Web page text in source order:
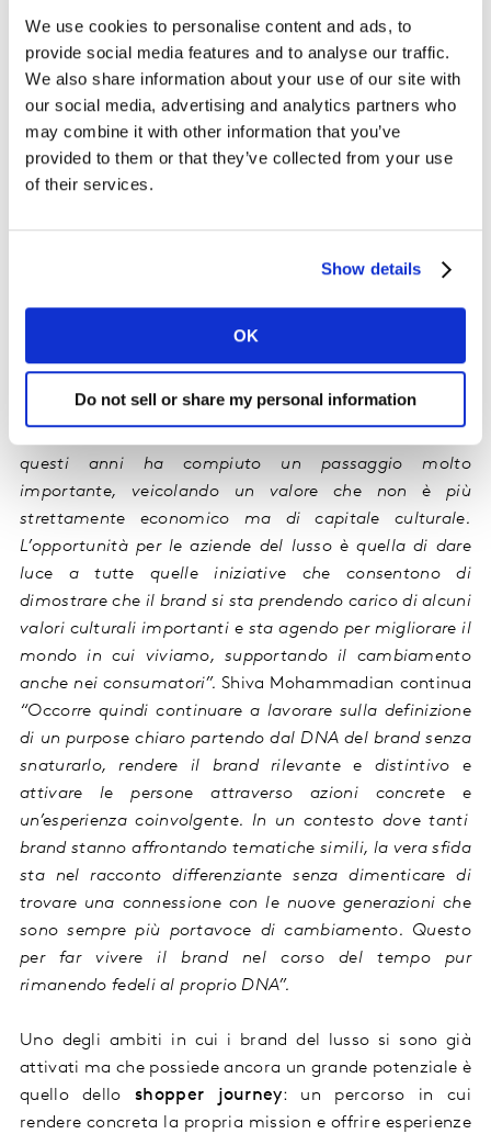
We use cookies to personalise content and ads, to
provide social media features and to analyse our traffic.
We also share information about your use of our site with
our social media, advertising and analytics partners who
may combine it with other information that you’ve
provided to them or that they’ve collected from your use
of their services.
Show details
OK
Do not sell or share my personal information
consumatori cinesi su 4 che concordano con
quest’affermazione.
I luxury brand italianisono percepitiinoltrecome
brand fortemente di successo ma anchecome
che lavorano efficacemente nell’area dellasostenibilità
e responsabilità
brand,permette di
), fa diventare il brand rilevante e
questoproposito Shiva Mohammadian-
questi anni ha compiuto un passaggio molto
importante, veicolando un valore che non è più
strettamente economico ma di capitale culturale.
L’opportunità per le aziende del lusso è quella di dare
luce a tutte quelle iniziative che consentono di
dimostrare che il brand si sta prendendo carico di alcuni
valori culturali importanti e staagendo per migliorare il
mondo in cui viviamo, supportando il cambiamento
anche nei consumatori”. Shiva Mohammadian continua
“Occorre quindicontinuare a lavorare sulla definizione
di un purpose chiaro partendo dalDNA del brand senza
snaturarlo, rendere il brand rilevante e distintivo e
attivare le persone
attraversoazioni concretee
un’esperienza coinvolgente. In un contesto dove tanti
brand stanno affrontando tematiche simili, la vera sfida
sta nelraccontodifferenziante senza dimenticaredi
trovare una connessione con le nuove generazioni che
sono sempre più portavoce di cambiamento. Questo
per far vivere ilbrandnel corso del tempo pur
rimanendo fedelial proprio DNA”.
Uno degli ambiti in cui i brand del lusso si sono già
attivati mache possiede ancora un grande potenziale è
quello delloshopper journey: un percorso in cui
rendere concreta la propria mission e offrire esperienze